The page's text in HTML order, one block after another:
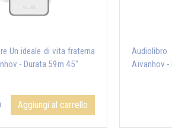
Un ideale di vita fraterna
- Durata 59m 45"
Aggiungi al carrello
Aïvanhov -